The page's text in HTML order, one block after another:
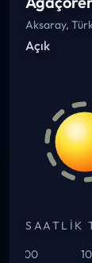
Aksaray,
Açık
SAATLIK